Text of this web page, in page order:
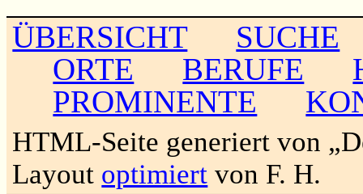
ÜBERSICHT
SUCHE
ORTE
BERUFE
PROMINENTE
HTML-Seite generiert von
Layout optimiert von F. H.